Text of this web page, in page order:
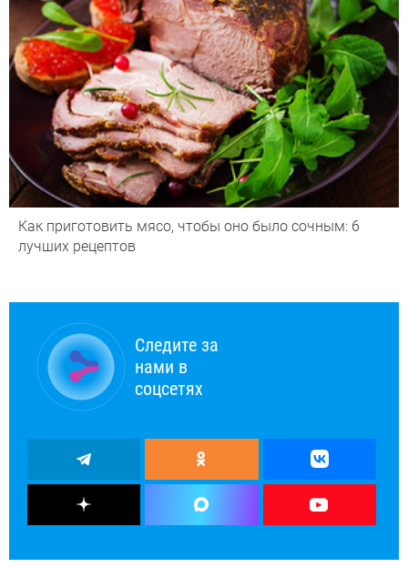
Как приготовить мясо, чтобы оно было сочным: 6
лучших рецептов
Следите за
нами в
соцсетях